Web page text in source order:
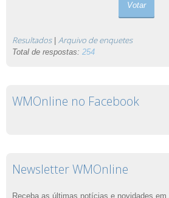
Resultados| Arquivo de enquetes
Total de respostas: 254
WMOnline no Facebook
Newsletter WMOnline
Receba as últimas notícias e novidades em